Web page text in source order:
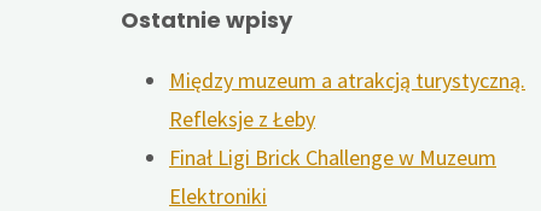
Ostatnie wpisy
Między muzeum a atrakcją turystyczną.
Refleksje z Łeby
Finał Ligi Brick Challenge w Muzeum
Elektroniki